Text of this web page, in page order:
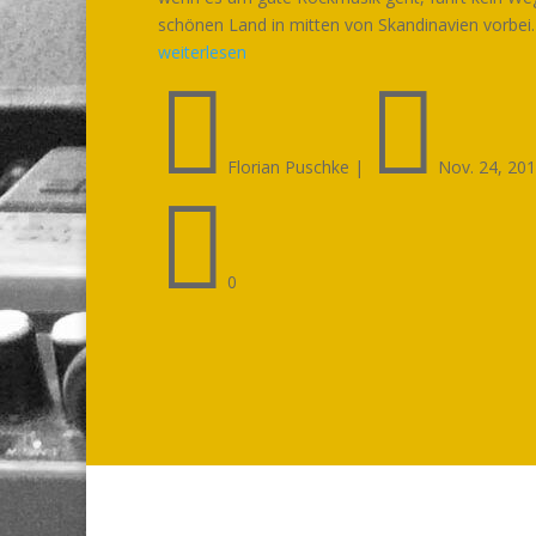
schönen Land in mitten von Skandinavien vorbei.
weiterlesen
 Florian Puschke |  Nov. 24,
 0